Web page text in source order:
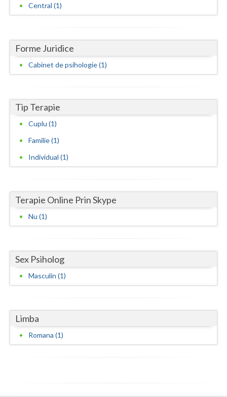
Mehedinti
Mures
Olt
Prahova
Salaj
Satu-Mare
Suceava
Teleorman
Tulcea
Valcea
Vrancea
Central (1)
Forme Juridice
Cabinet de psihologie (1)
Tip Terapie
Cuplu (1)
Familie (1)
Individual (1)
Terapie Online Prin Skype
Nu (1)
Sex Psiholog
Masculin (1)
Limba
Romana (1)